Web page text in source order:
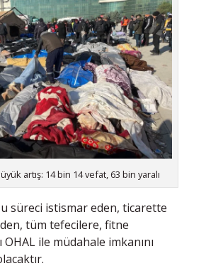
artış: 14 bin 14 vefat, 63 bin yaralı
süreci istismar eden, ticarette
tüm tefecilere, fitne
ile müdahale imkanını